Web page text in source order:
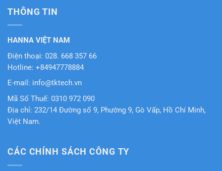
THÔNG TIN
HANNA VIỆT NAM
Điện thoại: 028. 668 357 66
Hotline: +84947778884
E-mail: info@tktech.vn
Mã Số Thuế: 0310 972 090
Địa chỉ: 232/14 Đường số 9, Phường 9, Gò Vấp, Hồ Chí Minh,
Việt Nam.
CÁC CHÍNH SÁCH CÔNG TY